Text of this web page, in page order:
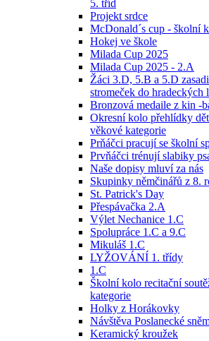
5. tříd
Projekt srdce
McDonald´s cup - školní
Hokej ve škole
Milada Cup 2025
Milada Cup 2025 - 2.A
Žáci 3.D, 5.B a 5.D
stromeček do hradeckých
Bronzová medaile z kin -
Okresní kolo přehlídky
věkové kategorie
Prňáčci pracují se školní
Prvňáčci trénují slabiky
Naše dopisy mluví za nás
Skupinky němčinářů z 8.
St. Patrick's Day
Přespávačka 2.A
Výlet Nechanice 1.C
Spolupráce 1.C a 9.C
Mikuláš 1.C
LYŽOVÁNÍ 1. třídy
1.C
Školní kolo recitační
kategorie
Holky z Horákovky
Návštěva Poslanecké
Keramický kroužek